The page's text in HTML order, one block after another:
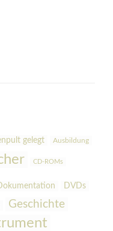
gelegt Ausbildung
CD-ROMs
DVDs
Geschichte